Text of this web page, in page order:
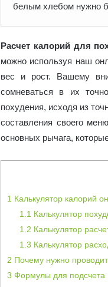
белым хлебом нужно
Расчет калорий для
можно используя наш
вес и рост. Вашему
сомневаться в их
похудения, исходя из
составления своего
основных рычага,
1 Калькулятор калорий
1.1 Калькулятор
1.2 Калькулятор
1.3 Калькулятор
2 Почему нужно
3 Формулы для подсчета